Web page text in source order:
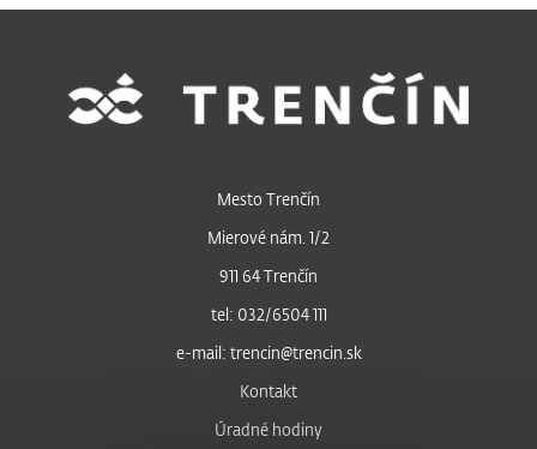
Mesto Trenčín
Mierové nám. 1/2
911 64 Trenčín
tel: 032/6504 111
e-mail: trencin@trencin.sk
Kontakt
Úradné hodiny